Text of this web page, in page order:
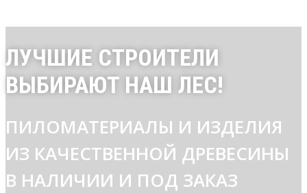
ЛУЧШИЕ СТРОИТЕЛИ
ВЫБИРАЮТ НАШ ЛЕС!
ПИЛОМАТЕРИАЛЫ И ИЗДЕЛИЯ
ИЗ КАЧЕСТВЕННОЙ ДРЕВЕСИНЫ
В НАЛИЧИИ И ПОД ЗАКАЗ